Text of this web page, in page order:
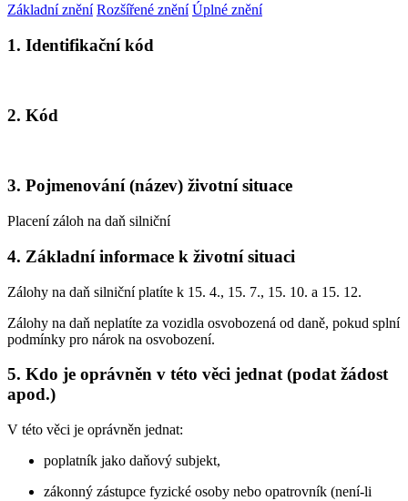
Základní znění Rozšířené znění Úplné znění
1. Identifikační kód
2. Kód
3. Pojmenování (název) životní situace
Placení záloh na daň silniční
4. Základní informace k životní situaci
Zálohy na daň silniční platíte k 15. 4., 15. 7., 15. 10. a 15. 12.
Zálohy na daň neplatíte za vozidla osvobozená od daně, pokud splní
podmínky pro nárok na osvobození.
5. Kdo je oprávněn v této věci jednat (podat žádost
apod.)
V této věci je oprávněn jednat:
poplatník jako daňový subjekt,
zákonný zástupce fyzické osoby nebo opatrovník (není-li